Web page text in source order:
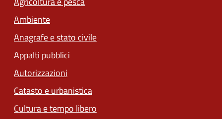
Ambiente
Anagrafe e stato civile
Appalti pubblici
Autorizzazioni
Catasto e urbanistica
Cultura e tempo libero